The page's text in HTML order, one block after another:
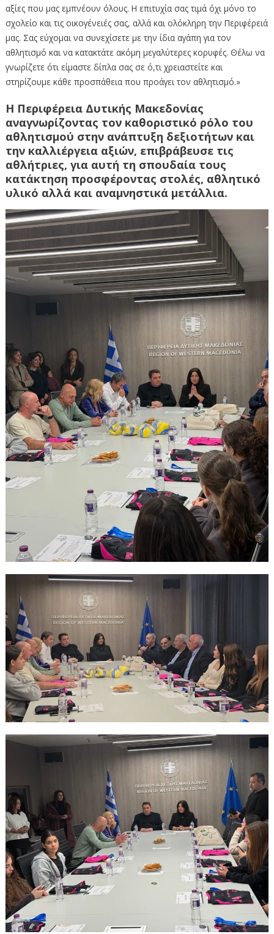
αξίες που μας εμπνέουν όλους. Η επιτυχία σας τιμά όχι μόνο το
σχολείο και τις οικογένειές σας, αλλά και ολόκληρη την Περιφέρειά
μας. Σας εύχομαι να συνεχίσετε με την ίδια αγάπη για τον
αθλητισμό και να κατακτάτε ακόμη μεγαλύτερες κορυφές. Θέλω να
γνωρίζετε ότι είμαστε δίπλα σας σε ό,τι χρειαστείτε και
στηρίζουμε κάθε προσπάθεια που προάγει τον αθλητισμό.»
Η Περιφέρεια Δυτικής Μακεδονίας
αναγνωρίζοντας τον καθοριστικό ρόλο του
αθλητισμού στην ανάπτυξη δεξιοτήτων και
την καλλιέργεια αξιών, επιβράβευσε τις
αθλήτριες, για αυτή τη σπουδαία τους
κατάκτηση προσφέροντας στολές, αθλητικό
υλικό αλλά και αναμνηστικά μετάλλια.